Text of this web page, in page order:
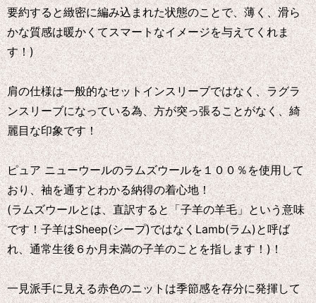
要約すると緻密に編み込まれた状態のことで、薄く、滑ら
かな質感は暖かくてスマートなイメージを与えてくれま
す！)
肩の仕様は一般的なセットインスリーブではなく、ラグラ
ンスリーブになっている為、方が突っ張ることがなく、綺
麗目な印象です！
ピュア ニューウールのラムズウールを１００％を使用して
おり、袖を通すとわかる納得の着心地！
(ラムズウールとは、直訳すると「子羊の羊毛」という意味
です！子羊はSheep(シープ)ではなくLamb(ラム)と呼ば
れ、通常生後６か月未満の子羊のことを指します！)！
一見派手に見える赤色のニットは季節感を存分に発揮して